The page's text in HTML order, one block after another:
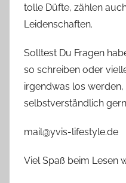
tolle Düfte, zählen
Leidenschaften.
Solltest Du Fragen
so schreiben oder
irgendwas los werden,
selbstverständlich
mail@yvis-lifestyle.de
Viel Spaß beim Lesen